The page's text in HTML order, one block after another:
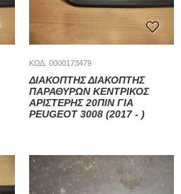
ΚΩΔ. 0000173479
ΔΙΑΚΟΠΤΗΣ ΔΙΑΚΟΠΤΗΣ
ΠΑΡΑΘΥΡΩΝ ΚΕΝΤΡΙΚΟΣ
ΑΡΙΣΤΕΡΗΣ 20ΠΙΝ ΓΙΑ
PEUGEOT 3008 (2017 - )